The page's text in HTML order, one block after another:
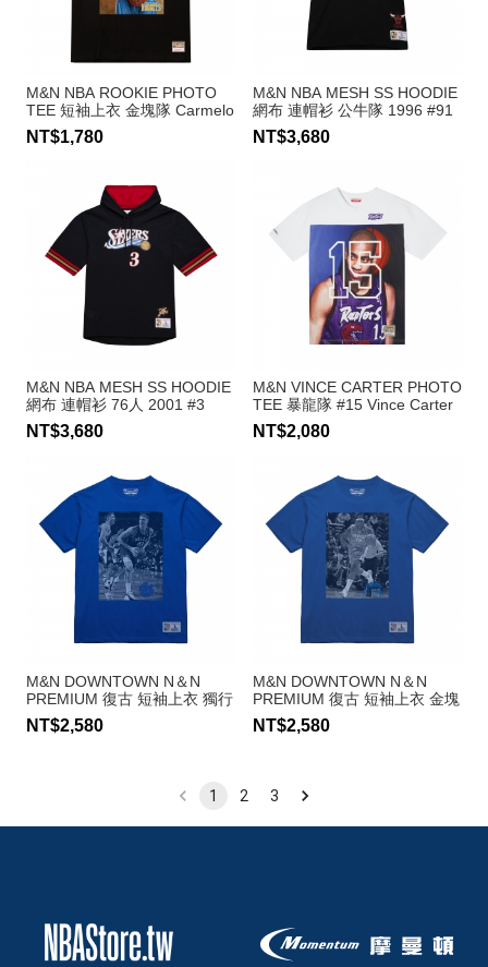
M&N NBA ROOKIE PHOTO
TEE 短袖上衣 金塊隊 Carmelo
Anthony
NT$1,780
M&N NBA MESH SS HOODIE
網布 連帽衫 公牛隊 1996 #91
Dennis Rodman
NT$3,680
M&N NBA MESH SS HOODIE
網布 連帽衫 76人 2001 #3
Allen Iverson
NT$3,680
M&N VINCE CARTER PHOTO
TEE 暴龍隊 #15 Vince Carter
NT$2,080
M&N DOWNTOWN N＆N
PREMIUM 復古 短袖上衣 獨行
俠隊 Dirk Nowitzki
NT$2,580
M&N DOWNTOWN N＆N
PREMIUM 復古 短袖上衣 金塊
隊 Carmelo Anthony
NT$2,580
1 2 3